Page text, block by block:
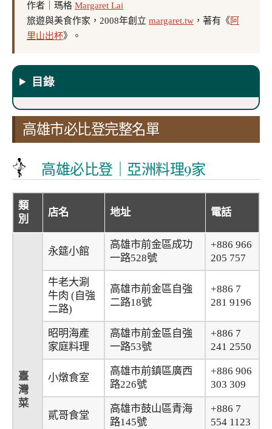
作者｜瑪格 Margaret Lai
旅遊與美食作家，2008年創立 margaret.tw ，著有《阿
里山出杯》。
目錄
高雄市必比登完整名單
高雄必比登｜亞洲料理9家
類
別
店名 地址 電話
臺
灣
菜
永筵小館
高雄市前金區成功
一路528號
+886 966
205 757
牛老大涮
牛肉 (自強
二路)
高雄市前金區自強
二路18號
+886 7
281 9196
昭明海產
家庭料理
高雄市前金區自強
一路53號
+886 7
241 2550
小燉食室
高雄市前鎮區廣西
路226號
+886 906
303 309
貳哥食堂
高雄市鼓山區青海
路145號
+886 7
554 1123